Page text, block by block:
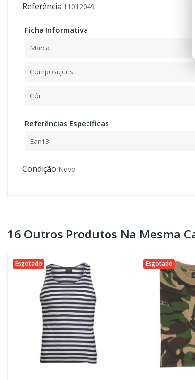
Referência 11012049
Ficha Informativa
Marca
Composições
Côr
Referências Específicas
Ean13
Condição Novo
16 Outros Produtos Na Mesma
Esgotado Esgotado